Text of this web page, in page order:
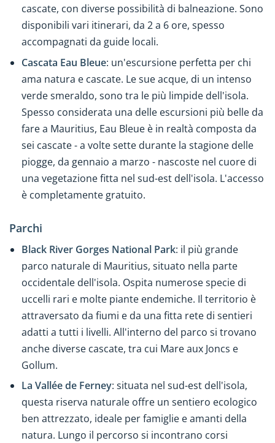
cascate, con diverse possibilità di balneazione. Sono
disponibili vari itinerari, da 2 a 6 ore, spesso
accompagnati da guide locali.
Cascata Eau Bleue: un'escursione perfetta per chi
ama natura e cascate. Le sue acque, di un intenso
verde smeraldo, sono tra le più limpide dell'isola.
Spesso considerata una delle escursioni più belle da
fare a Mauritius, Eau Bleue è in realtà composta da
sei cascate - a volte sette durante la stagione delle
piogge, da gennaio a marzo - nascoste nel cuore di
una vegetazione fitta nel sud-est dell'isola. L'accesso
è completamente gratuito.
Parchi
Black River Gorges National Park: il più grande
parco naturale di Mauritius, situato nella parte
occidentale dell'isola. Ospita numerose specie di
uccelli rari e molte piante endemiche. Il territorio è
attraversato da fiumi e da una fitta rete di sentieri
adatti a tutti i livelli. All'interno del parco si trovano
anche diverse cascate, tra cui Mare aux Joncs e
Gollum.
La Vallée de Ferney: situata nel sud-est dell'isola,
questa riserva naturale offre un sentiero ecologico
ben attrezzato, ideale per famiglie e amanti della
natura. Lungo il percorso si incontrano corsi